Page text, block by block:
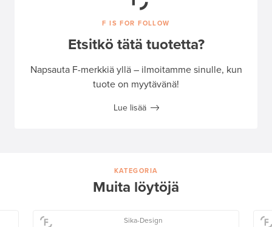
F IS FOR FOLLOW
Etsitkö tätä tuotetta?
Napsauta F-merkkiä yllä – ilmoitamme sinulle, kun
tuote on myytävänä!
Lue lisää
KATEGORIA
Muita löytöjä
Sika-Design